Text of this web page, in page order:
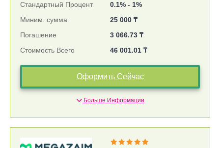
Стандартный Процент
0.1% - 1%
Миним. сумма
25 000 ₸
Погашение
3 066.73 ₸
Стоимость Всего
46 001.01 ₸
Оформить Сейчас
Больше Информации